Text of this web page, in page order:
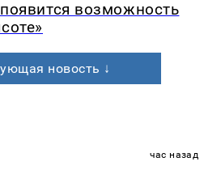
возможность
новость ↓
час назад